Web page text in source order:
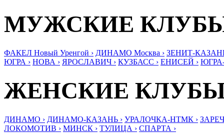
МУЖСКИЕ
ФАКЕЛ Новый Уренгой › ДИНАМО Москва › ЗЕНИТ-
ЮГРА › НОВА › ЯРОСЛАВИЧ › КУЗБАСС › ЕНИСЕЙ ›
ЖЕНСКИЕ
ДИНАМО › ДИНАМО-КАЗАНЬ › УРАЛОЧКА-НТМК ›
ЛОКОМОТИВ › МИНСК › ТУЛИЦА › СПАРТА ›